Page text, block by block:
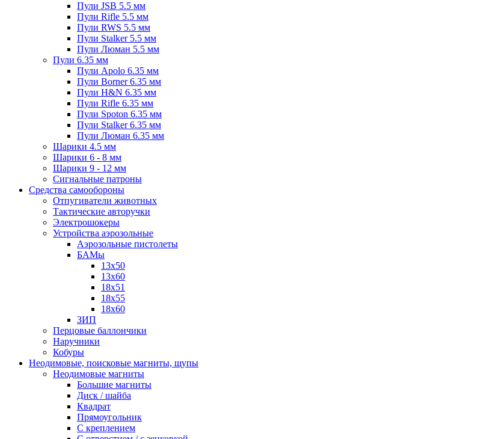
Пули JSB 5.5 мм
Пули Rifle 5.5 мм
Пули RWS 5.5 мм
Пули Stalker 5.5 мм
Пули Люман 5.5 мм
Пули 6.35 мм
Пули Apolo 6.35 мм
Пули Borner 6.35 мм
Пули H&N 6.35 мм
Пули Rifle 6.35 мм
Пули Spoton 6.35 мм
Пули Stalker 6.35 мм
Пули Люман 6.35 мм
Шарики 4.5 мм
Шарики 6 - 8 мм
Шарики 9 - 12 мм
Сигнальные патроны
Средства самообороны
Отпугиватели животных
Тактические авторучки
Электрошокеры
Устройства аэрозольные
Аэрозольные пистолеты
БАМы
13х50
13х60
18х51
18х55
18х60
ЗИП
Перцовые баллончики
Наручники
Кобуры
Неодимовые, поисковые магниты, щупы
Неодимовые магниты
Большие магниты
Диск / шайба
Квадрат
Прямоугольник
С креплением